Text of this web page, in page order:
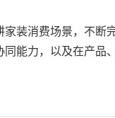
装消费场景，不
能力，以及在产品